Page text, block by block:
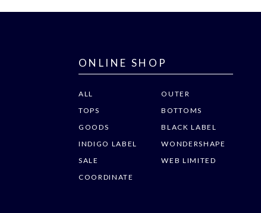
ONLINE SHOP
ALL
OUTER
TOPS
BOTTOMS
GOODS
BLACK LABEL
INDIGO LABEL
WONDERSHAPE
SALE
WEB LIMITED
COORDINATE